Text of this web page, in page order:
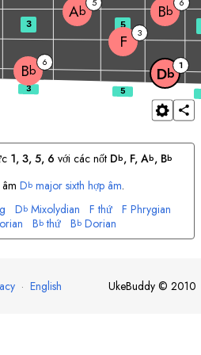
Bb 6
Db 1
F 3
Ab Bb
3 5
1, 3, 5, 6 với các nốt Db, F, Ab, Bb
Db major sixth hợp âm.
Db Mixolydian F thứ F Phrygian
Bb thứ Bb Dorian
· English UkeBuddy © 2010